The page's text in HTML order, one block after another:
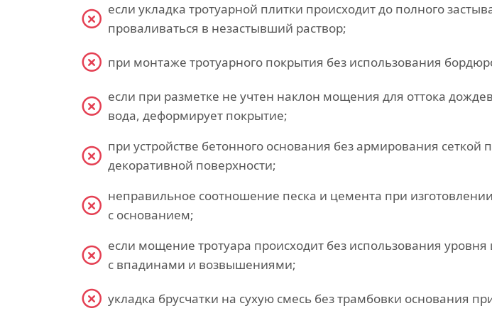
если укладка тротуарной плитки происходит до полного
проваливаться в незастывший раствор;
при монтаже тротуарного покрытия без использования
если при разметке не учтен наклон мощения для оттока
вода, деформирует покрытие;
при устройстве бетонного основания без армирования
декоративной поверхности;
неправильное соотношение песка и цемента при
с основанием;
если мощение тротуара происходит без использования
с впадинами и возвышениями;
укладка брусчатки на сухую смесь без трамбовки основания